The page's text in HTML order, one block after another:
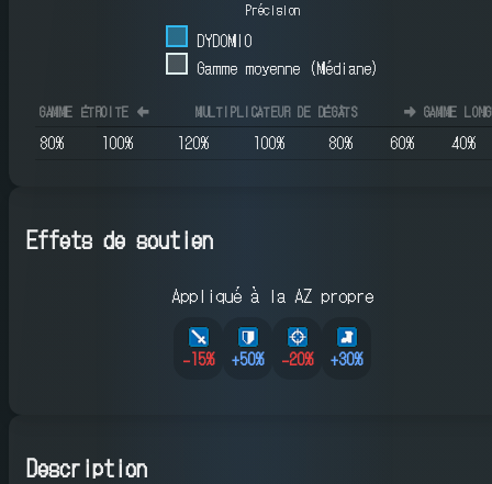
Précision
DYDOMIO
Gamme moyenne (Médiane)
GAMME ÉTROITE ⬅️ MULTIPLICATEUR DE DÉGÂTS ➡️ GAMME
80% 100% 120% 100% 80% 60% 40%
Effets de soutien
Appliqué à la AZ propre
-15% +50% -20% +30%
Description